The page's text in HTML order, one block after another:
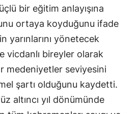
Siirt
Sinop
Sivas
Tekirdağ
Tokat
bir eğitim anlayışına
ortaya koyduğunu ifade
yarınlarını yönetecek
vicdanlı bireyler olarak
medeniyetler seviyesini
şartı olduğunu kaydetti.
altıncı yıl dönümünde